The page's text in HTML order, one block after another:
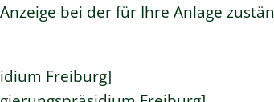
bei der für Ihre Anlage
Freiburg]